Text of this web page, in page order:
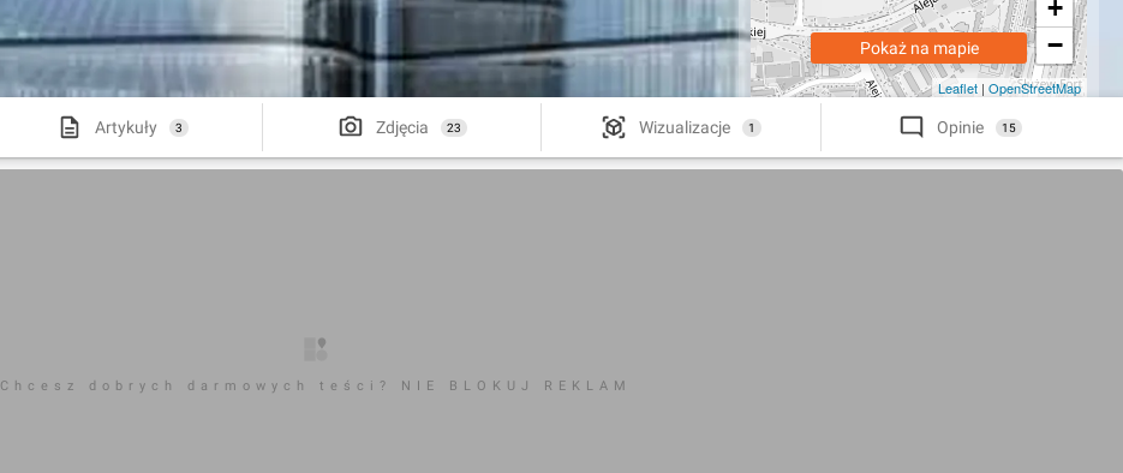
+
−
Leaflet | OpenStreetMap
Pokaż na mapie
Artykuły 3 Zdjęcia 23 Wizualizacje 1 Opinie 15
Chcesz dobrych darmowych teści? NIE BLOKUJ REKLAM